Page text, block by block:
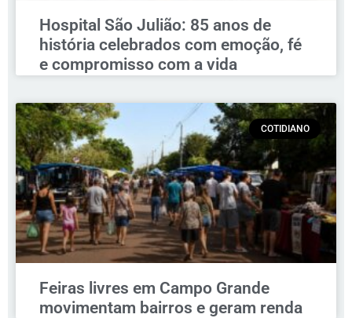
Hospital São Julião: 85 anos de
história celebrados com emoção, fé
e compromisso com a vida
COTIDIANO
Feiras livres em Campo Grande
movimentam bairros e geram renda